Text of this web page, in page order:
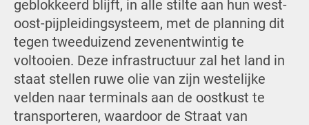
geblokkeerd blijft, in alle stilte aan hun west-
oost-pijpleidingsysteem, met de planning dit
tegen tweeduizend zevenentwintig te
voltooien. Deze infrastructuur zal het land in
staat stellen ruwe olie van zijn westelijke
velden naar terminals aan de oostkust te
transporteren, waardoor de Straat van